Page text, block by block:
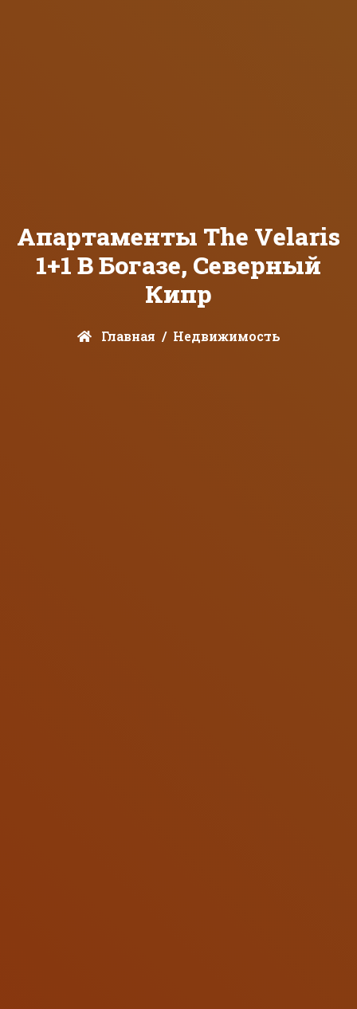
Апартаменты The Velaris
1+1 В Богазе, Северный
Кипр
Главная Недвижимость